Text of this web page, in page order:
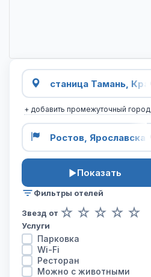
+ добавить промежуточный город
Показать
Фильтры отелей
Звезд от ☆ ☆ ☆ ☆ ☆
Услуги
Парковка
Wi-Fi
Ресторан
Можно с животными